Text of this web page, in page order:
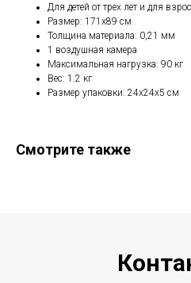
Для детей от трех лет и для
Размер: 171х89 см
Толщина материала: 0,21 мм
1 воздушная камера
Максимальная нагрузка: 90 кг
Вес: 1.2 кг
Размер упаковки: 24х24х5 см
Смотрите также